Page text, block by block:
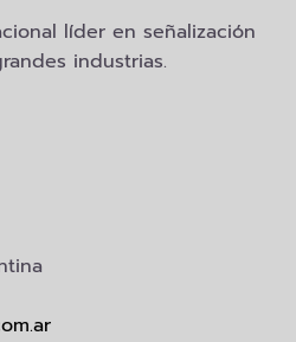
líder en señalización
industrias.